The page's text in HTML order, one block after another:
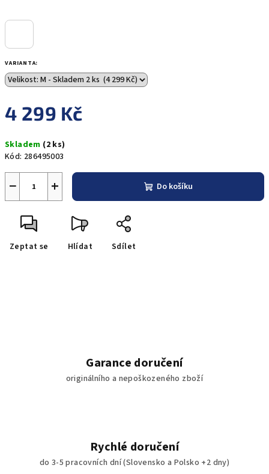
VARIANTA:
4 299 Kč
cena:
Skladem (2 ks)
Kód: 286495003
+
− Do košíku
Zeptat se Hlídat Sdílet
Garance doručení
originálního a nepoškozeného zboží
Rychlé doručení
do 3-5 pracovních dní (Slovensko a Polsko +2 dny)